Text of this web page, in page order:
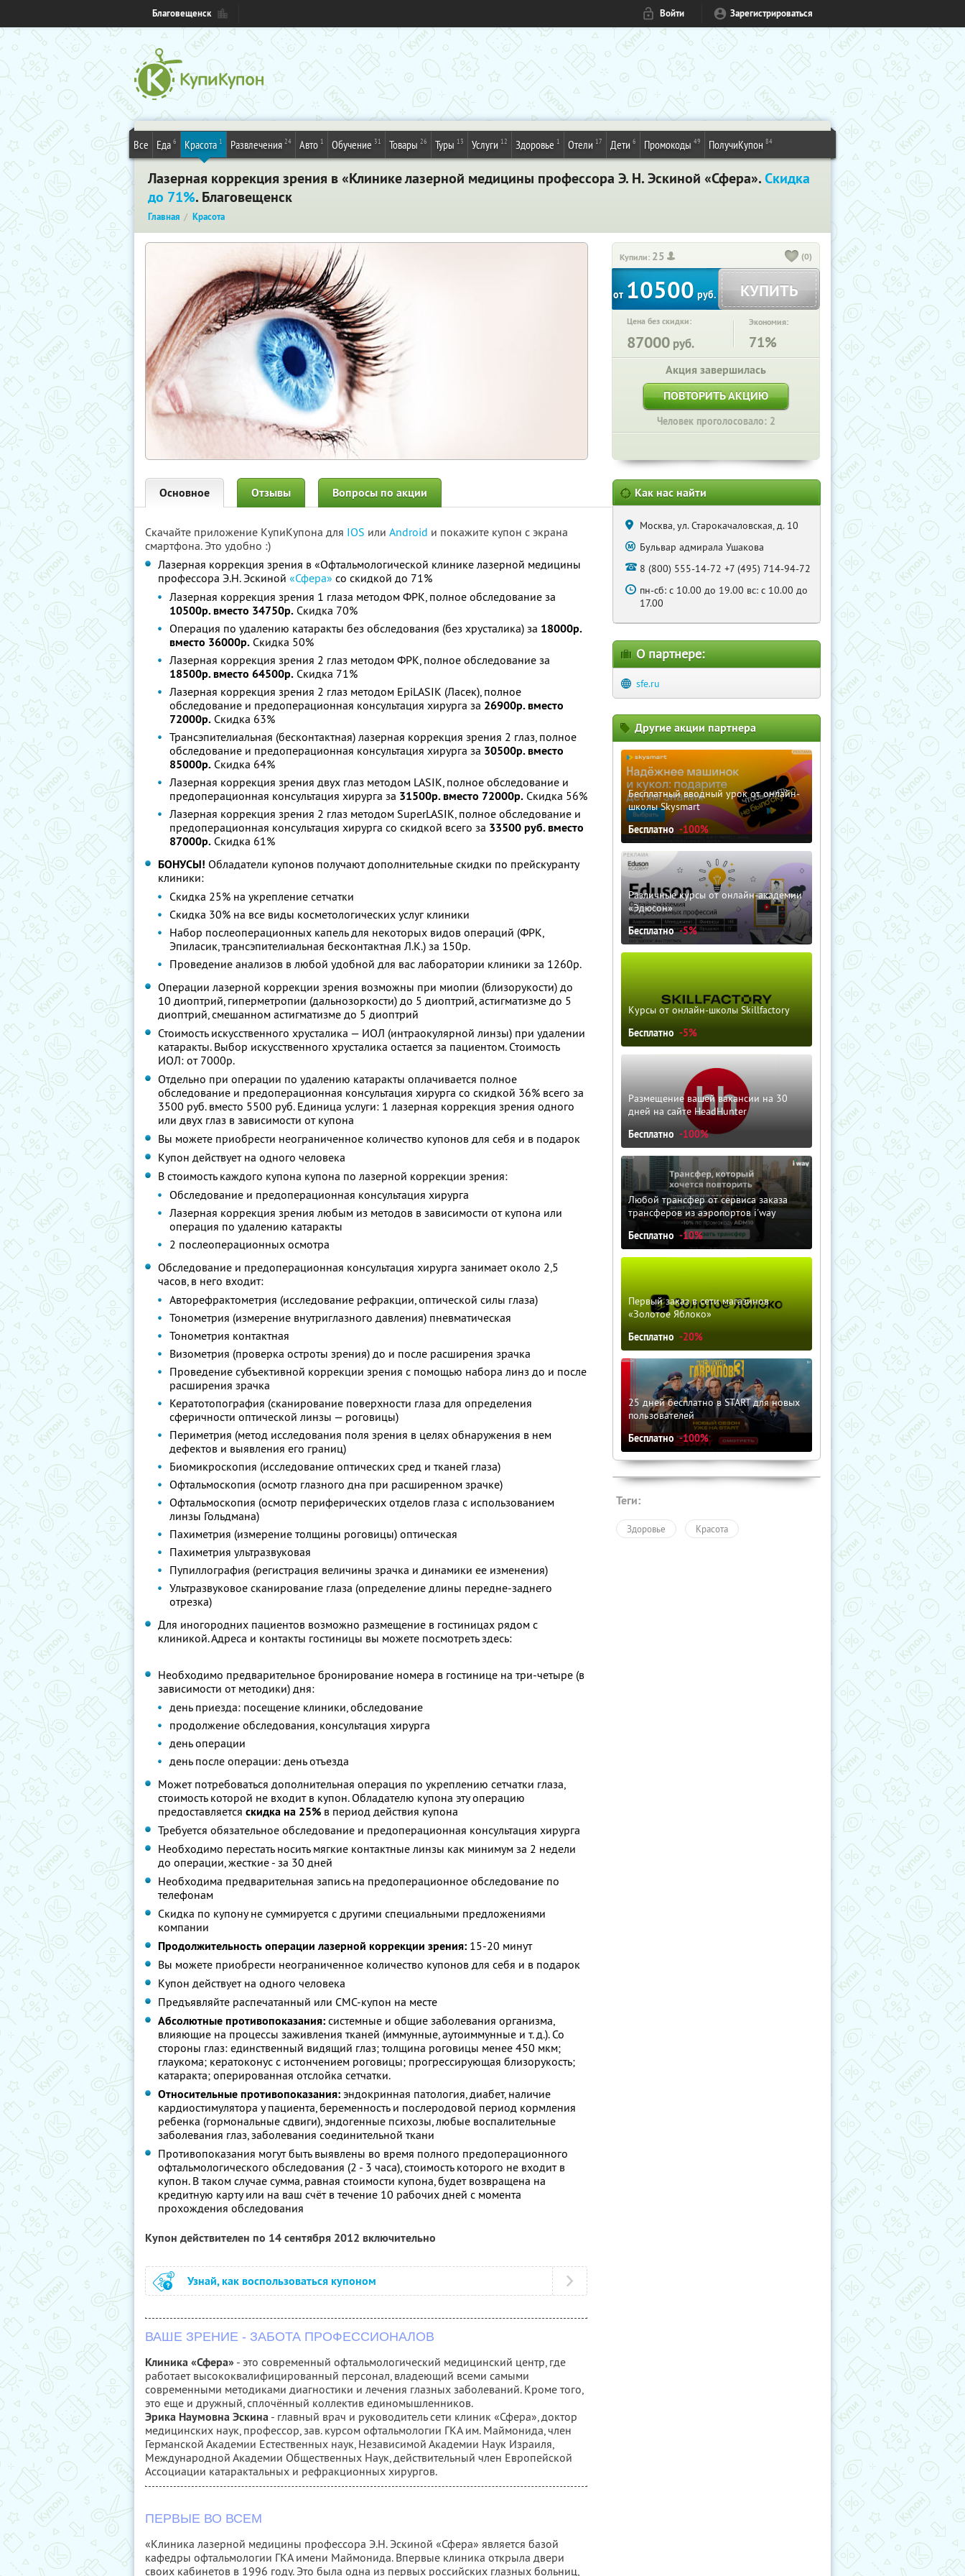
Благовещенск Войти Зарегистрироваться
Все Еда 6 Красота 1 Развлечения 24 Авто 1 Обучение 31 Товары 26 Туры 13 Услуги 12 Здоровье 1 Отели 17 Дети 6 Промокоды 49 ПолучиКупон 84
Лазерная коррекция зрения в «Клинике лазерной медицины профессора Э. Н. Эскиной «Сфера».Скидка
до 71%. Благовещенск
Главная Красота
Купили: 25 (0)
от10500 руб. КУПИТЬ
Цена без скидки:
87000 руб.
Экономия:
71%
Акция завершилась
ПОВТОРИТЬ АКЦИЮ
Человек проголосовало: 2
Основное Отзывы Вопросы по акции
Скачайте приложение КупиКупона для IOS или Android и покажите купон с экрана
смартфона. Это удобно :)
Лазерная коррекция зрения в «Офтальмологической клинике лазерной медицины
профессора Э.Н. Эскиной «Сфера» со скидкой до 71%
Лазерная коррекция зрения 1 глаза методом ФРК, полное обследование за
10500р. вместо 34750р. Скидка 70%
Операция по удалению катаракты без обследования (без хрусталика) за 18000р.
вместо 36000р. Скидка 50%
Лазерная коррекция зрения 2 глаз методом ФРК, полное обследование за
18500р. вместо 64500р. Скидка 71%
Лазерная коррекция зрения 2 глаз методом EpiLASIK (Ласек), полное
обследование и предоперационная консультация хирурга за 26900р. вместо
72000р. Скидка 63%
Трансэпителиальная (бесконтактная) лазерная коррекция зрения 2 глаз, полное
обследование и предоперационная консультация хирурга за 30500р. вместо
85000р. Скидка 64%
Лазерная коррекция зрения двух глаз методом LASIK, полное обследование и
предоперационная консультация хирурга за 31500р. вместо 72000р. Скидка 56%
Лазерная коррекция зрения 2 глаз методом SuperLASIK, полное обследование и
предоперационная консультация хирурга со скидкой всего за 33500 руб. вместо
87000р. Скидка 61%
БОНУСЫ! Обладатели купонов получают дополнительные скидки по прейскуранту
клиники:
Скидка 25% на укрепление сетчатки
Скидка 30% на все виды косметологических услуг клиники
Набор послеоперационных капель для некоторых видов операций (ФРК,
Эпиласик, трансэпителиальная бесконтактная Л.К.) за 150р.
Проведение анализов в любой удобной для вас лаборатории клиники за 1260р.
Операции лазерной коррекции зрения возможны при миопии (близорукости) до
10 диоптрий, гиперметропии (дальнозоркости) до 5 диоптрий, астигматизме до 5
диоптрий, смешанном астигматизме до 5 диоптрий
Стоимость искусственного хрусталика — ИОЛ (интраокулярной линзы) при удалении
катаракты. Выбор искусственного хрусталика остается за пациентом. Стоимость
ИОЛ: от 7000р.
Отдельно при операции по удалению катаракты оплачивается полное
обследование и предоперационная консультация хирурга со скидкой 36% всего за
3500 руб. вместо 5500 руб. Единица услуги: 1 лазерная коррекция зрения одного
или двух глаз в зависимости от купона
Вы можете приобрести неограниченное количество купонов для себя и в подарок
Купон действует на одного человека
В стоимость каждого купона купона по лазерной коррекции зрения:
Обследование и предоперационная консультация хирурга
Лазерная коррекция зрения любым из методов в зависимости от купона или
операция по удалению катаракты
2 послеоперационных осмотра
Обследование и предоперационная консультация хирурга занимает около 2,5
часов, в него входит:
Авторефрактометрия (исследование рефракции, оптической силы глаза)
Тонометрия (измерение внутриглазного давления) пневматическая
Тонометрия контактная
Визометрия (проверка остроты зрения) до и после расширения зрачка
Проведение субъективной коррекции зрения с помощью набора линз до и после
расширения зрачка
Кератотопография (сканирование поверхности глаза для определения
сферичности оптической линзы — роговицы)
Периметрия (метод исследования поля зрения в целях обнаружения в нем
дефектов и выявления его границ)
Биомикроскопия (исследование оптических сред и тканей глаза)
Офтальмоскопия (осмотр глазного дна при расширенном зрачке)
Офтальмоскопия (осмотр периферических отделов глаза с использованием
линзы Гольдмана)
Пахиметрия (измерение толщины роговицы) оптическая
Пахиметрия ультразвуковая
Пупиллография (регистрация величины зрачка и динамики ее изменения)
Ультразвуковое сканирование глаза (определение длины передне-заднего
отрезка)
Для иногородних пациентов возможно размещение в гостиницах рядом с
клиникой. Адреса и контакты гостиницы вы можете посмотреть здесь:
Необходимо предварительное бронирование номера в гостинице на три-четыре (в
зависимости от методики) дня:
день приезда: посещение клиники, обследование
продолжение обследования, консультация хирурга
день операции
день после операции: день отъезда
Может потребоваться дополнительная операция по укреплению сетчатки глаза,
стоимость которой не входит в купон. Обладателю купона эту операцию
предоставляется скидка на 25% в период действия купона
Требуется обязательное обследование и предоперационная консультация хирурга
Необходимо перестать носить мягкие контактные линзы как минимум за 2 недели
до операции, жесткие - за 30 дней
Необходима предварительная запись на предоперационное обследование по
телефонам
Скидка по купону не суммируется с другими специальными предложениями
компании
Продолжительность операции лазерной коррекции зрения: 15-20 минут
Вы можете приобрести неограниченное количество купонов для себя и в подарок
Купон действует на одного человека
Предъявляйте распечатанный или СМС-купон на месте
Абсолютные противопоказания: системные и общие заболевания организма,
влияющие на процессы заживления тканей (иммунные, аутоиммунные и т. д.). Со
стороны глаз: единственный видящий глаз; толщина роговицы менее 450 мкм;
глаукома; кератоконус с истончением роговицы; прогрессирующая близорукость;
катаракта; оперированная отслойка сетчатки.
Относительные противопоказания: эндокринная патология, диабет, наличие
кардиостимулятора у пациента, беременность и послеродовой период кормления
ребенка (гормональные сдвиги), эндогенные психозы, любые воспалительные
заболевания глаз, заболевания соединительной ткани
Противопоказания могут быть выявлены во время полного предоперационного
офтальмологического обследования (2 - 3 часа), стоимость которого не входит в
купон. В таком случае сумма, равная стоимости купона, будет возвращена на
кредитную карту или на ваш счёт в течение 10 рабочих дней с момента
прохождения обследования
Купон действителен по 14 сентября 2012 включительно
Узнай, как воспользоваться купоном
ВАШЕ ЗРЕНИЕ - ЗАБОТА ПРОФЕССИОНАЛОВ
Клиника «Сфера» - это современный офтальмологический медицинский центр, где
работает высококвалифицированный персонал, владеющий всеми самыми
современными методиками диагностики и лечения глазных заболеваний. Кроме того,
это еще и дружный, сплочённый коллектив единомышленников.
Эрика Наумовна Эскина - главный врач и руководитель сети клиник «Сфера», доктор
медицинских наук, профессор, зав. курсом офтальмологии ГКА им. Маймонида, член
Германской Академии Естественных наук, Независимой Академии Наук Израиля,
Международной Академии Общественных Наук, действительный член Европейской
Ассоциации катарактальных и рефракционных хирургов.
ПЕРВЫЕ ВО ВСЕМ
«Клиника лазерной медицины профессора Э.Н. Эскиной «Сфера» является базой
кафедры офтальмологии ГКА имени Маймонида. Впервые клиника открыла двери
своих кабинетов в 1996 году. Это была одна из первых российских глазных больниц,
Как нас найти
Москва, ул. Старокачаловская, д. 10
Бульвар адмирала Ушакова
8 (800) 555-14-72 +7 (495) 714-94-72
пн-сб: с 10.00 до 19.00 вс: с 10.00 до
17.00
О партнере:
sfe.ru
Другие акции партнера
Бесплатный вводный урок от онлайн-
школы Skysmart
Бесплатно -100%
Различные курсы от онлайн-академии
«Эдюсон»
Бесплатно -5%
Курсы от онлайн-школы Skillfactory
Бесплатно -5%
Размещение вашей вакансии на 30
дней на сайте HeadHunter
Бесплатно -100%
Любой трансфер от сервиса заказа
трансферов из аэропортов i'way
Бесплатно -10%
Первый заказ в сети магазинов
«Золотое Яблоко»
Бесплатно -20%
25 дней бесплатно в START для новых
пользователей
Бесплатно -100%
Теги:
Здоровье Красота